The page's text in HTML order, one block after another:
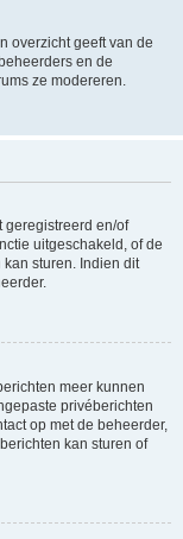
overzicht geeft van de
en de
ze modereren.
geregistreerd en/of
uitgeschakeld, of de
sturen. Indien dit
meer kunnen
privéberichten
op met de beheerder,
kan sturen of